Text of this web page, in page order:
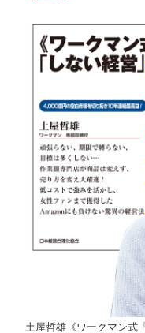
土屋哲雄《ワークマン式